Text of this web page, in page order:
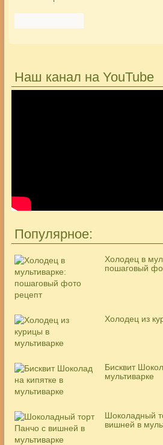
Наш канал на YouTube
Популярное:
Холодец в
пошаговый
Холодец из
Бисквит
мультиварке
Шоколадный
вишней в